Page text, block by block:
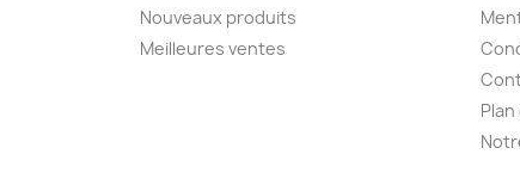
Nouveaux produits
Meilleures ventes